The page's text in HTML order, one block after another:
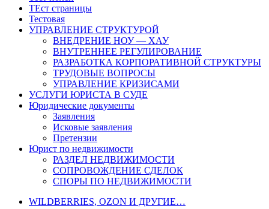
ТЕст страницы
Тестовая
УПРАВЛЕНИЕ СТРУКТУРОЙ
ВНЕДРЕНИЕ НОУ — ХАУ
ВНУТРЕННЕЕ РЕГУЛИРОВАНИЕ
РАЗРАБОТКА КОРПОРАТИВНОЙ СТРУКТУРЫ
ТРУДОВЫЕ ВОПРОСЫ
УПРАВЛЕНИЕ КРИЗИСАМИ
УСЛУГИ ЮРИСТА В СУДЕ
Юридические документы
Заявления
Исковые заявления
Претензии
Юрист по недвижимости
РАЗДЕЛ НЕДВИЖИМОСТИ
СОПРОВОЖДЕНИЕ СДЕЛОК
СПОРЫ ПО НЕДВИЖИМОСТИ
WILDBERRIES, OZON И ДРУГИЕ…